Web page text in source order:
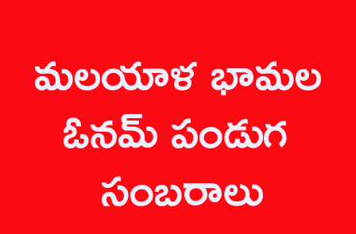
మలయాళ భామల
ఓనమ్ పండుగ
సంబరాలు